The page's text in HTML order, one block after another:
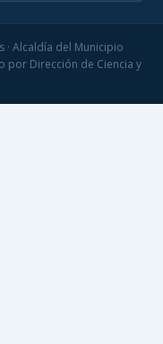
Alcaldía del Municipio
por Dirección de Ciencia y